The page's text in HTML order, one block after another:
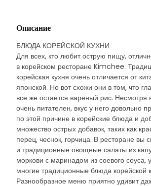
Описание
БЛЮДА КОРЕЙСКОЙ КУХНИ
Для всех, кто любит острую пищу,
в корейском ресторане Kimchee.
корейская кухня очень отличается от
японской. Но вот схожи они в том, что
все же остается вареный рис. Несмотря
очень питателен, вкус у него довольно
по этой причине в корейские блюда и
множество острых добавок, таких как
перец, чеснок, горчица. В ресторане вы
и традиционные овощные салаты из
моркови с маринадом из соевого соуса,
многие традиционные блюда корейской
Разнообразное меню приятно удивит